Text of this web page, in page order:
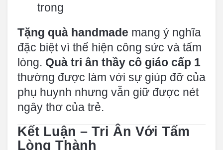
trong
Tặng quà handmade mang ý nghĩa
đặc biệt vì thể hiện công sức và tấm
lòng. Quà tri ân thầy cô giáo cấp 1
thường được làm với sự giúp đỡ của
phụ huynh nhưng vẫn giữ được nét
ngây thơ của trẻ.
Kết Luận – Tri Ân Với Tấm
Lòng Thành